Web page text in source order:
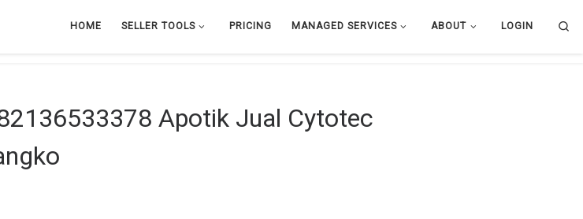
HOME SELLER TOOLS PRICING MANAGED SERVICES ABOUT LOGIN
Apotik Jual Cytotec